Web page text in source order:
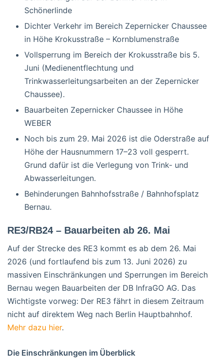
Schönerlinde
Dichter Verkehr im Bereich Zepernicker Chaussee
in Höhe Krokusstraße – Kornblumenstraße
Vollsperrung im Bereich der Krokusstraße bis 5.
Juni (Medienentflechtung und
Trinkwasserleitungsarbeiten an der Zepernicker
Chaussee).
Bauarbeiten Zepernicker Chaussee in Höhe
WEBER
Noch bis zum 29. Mai 2026 ist die Oderstraße auf
Höhe der Hausnummern 17–23 voll gesperrt.
Grund dafür ist die Verlegung von Trink- und
Abwasserleitungen.
Behinderungen Bahnhofsstraße / Bahnhofsplatz
Bernau.
RE3/RB24 – Bauarbeiten ab 26. Mai
Auf der Strecke des RE3 kommt es ab dem 26. Mai
2026 (und fortlaufend bis zum 13. Juni 2026) zu
massiven Einschränkungen und Sperrungen im Bereich
Bernau wegen Bauarbeiten der DB InfraGO AG. Das
Wichtigste vorweg: Der RE3 fährt in diesem Zeitraum
nicht auf direktem Weg nach Berlin Hauptbahnhof.
Mehr dazu hier.
Die Einschränkungen im Überblick